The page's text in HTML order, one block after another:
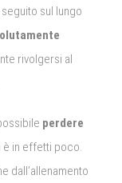
sul lungo
rivolgersi al
perdere
è in effetti poco.
dall’allenamento